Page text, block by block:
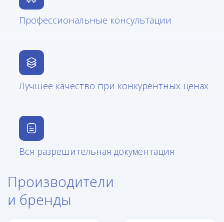
Профессиональные консультации
Лучшее качество при конкурентных ценах
Вся разрешительная документация
Производители
и бренды